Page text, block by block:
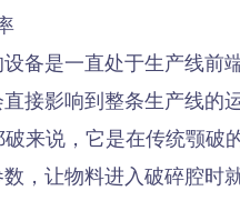
是一直处于生产线前
接影响到整条生产线的
破来说，它是在传统颚破
，让物料进入破碎腔时